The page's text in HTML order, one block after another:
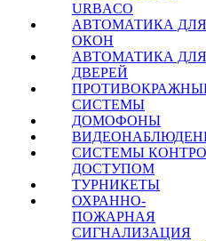
URBACO
АВТОМАТИКА ДЛЯ
ОКОН
АВТОМАТИКА ДЛЯ
ДВЕРЕЙ
СИСТЕМЫ
ДОМОФОНЫ
СИСТЕМЫ
ДОСТУПОМ
ТУРНИКЕТЫ
ОХРАННО-
ПОЖАРНАЯ
СИГНАЛИЗАЦИЯ